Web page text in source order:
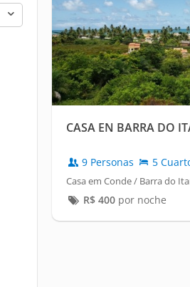
CASA EN BARRA DO
9 Personas 5
Casa em Conde / Barra do
R$ 400por noche